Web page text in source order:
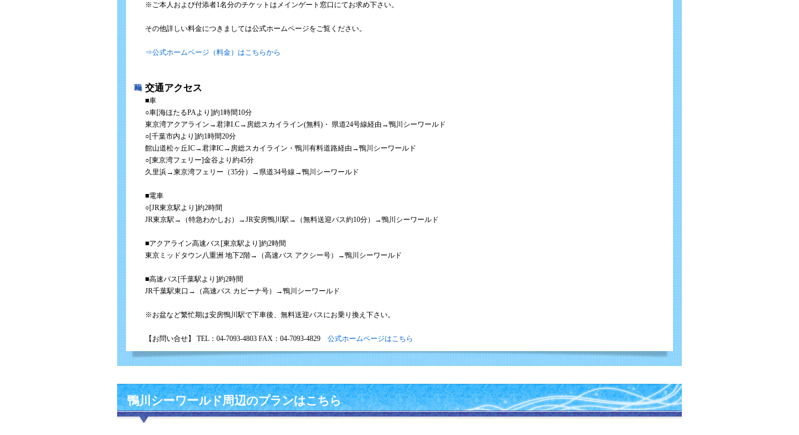
※ご本人および付添者1名分のチケットはメインゲート窓口にてお求め下さい。
その他詳しい料金につきましては公式ホームページをご覧ください。
⇒公式ホームページ（料金）はこちらから
交通アクセス
■車
○車[海ほたるPAより]約1時間10分
東京湾アクアライン→君津I.C→房総スカイライン(無料)・ 県道24号線経由→鴨川シーワールド
○[千葉市内より]約1時間20分
館山道松ヶ丘IC→君津IC→房総スカイライン・鴨川有料道路経由→鴨川シーワールド
○[東京湾フェリー]金谷より約45分
久里浜→東京湾フェリー（35分）→県道34号線→鴨川シーワールド
■電車
○[JR東京駅より]約2時間
JR東京駅→（特急わかしお）→JR安房鴨川駅→（無料送迎バス約10分）→鴨川シーワールド
■アクアライン高速バス[東京駅より]約2時間
東京ミッドタウン八重洲 地下2階→（高速バス アクシー号）→鴨川シーワールド
■高速バス[千葉駅より]約2時間
JR千葉駅東口→（高速バス カピーナ号）→鴨川シーワールド
※お盆など繁忙期は安房鴨川駅で下車後、無料送迎バスにお乗り換え下さい。
【お問い合せ】 TEL：04-7093-4803 FAX：04-7093-4829 公式ホームページはこちら
鴨川シーワールド周辺のプランはこちら